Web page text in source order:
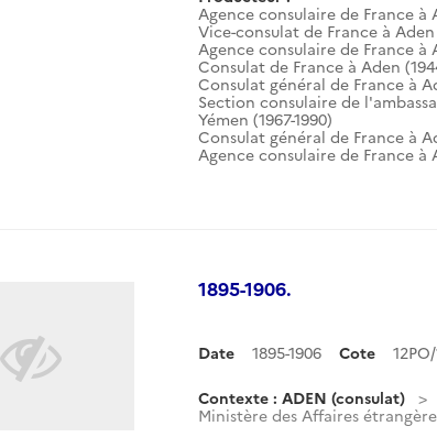
Agence consulaire de France à
Vice-consulat de France à Aden
Agence consulaire de France à
Consulat de France à Aden
Consulat général de France à
Section consulaire de
Yémen (1967-1990)
Consulat général de France à
Agence consulaire de France à
1895-1906.
Date 1895-1906 Cote
Contexte : ADEN (consulat)
Ministère des Affaires